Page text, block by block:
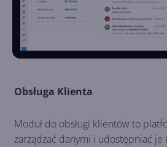
Obsługa Klienta
Moduł do obsługi klientów to
zarządzać danymi i udostępniać